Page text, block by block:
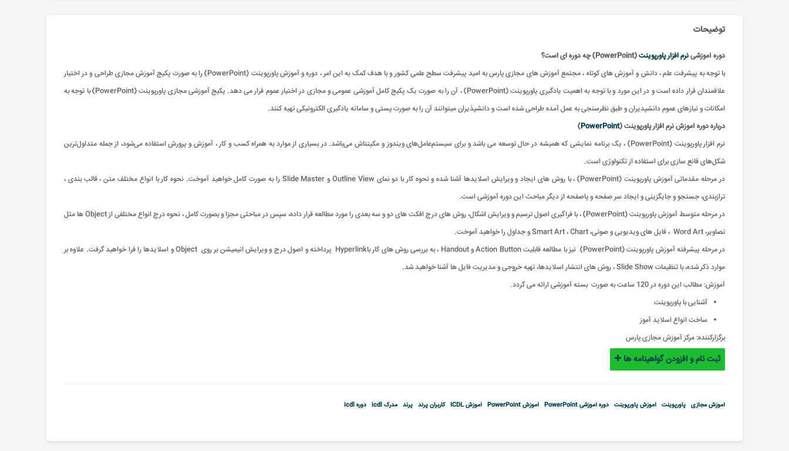
توضیحات
دوره آموزشینرم افزار پاورپوینت(PowerPoint) چه دوره ای است؟
با توجه به پیشرفت علم ، دانش و آموزش های کوتاه ، مجتمع آموزش های مجازی پارس به امید پیشرفت سطح علمی کشور و با هدف کمک به این امر ، دوره و آموزش پاورپوینت (PowerPoint) را به صورت پکیج آموزش مجازی طراحی و در اختیار
علاقمندان قرار داده است و در این مورد و با توجه به اهمیت یادگیری پاورپوینت (PowerPoint) ، آن را به صورت یک پکیج کامل آموزشی عمومی و مجازی در اختیار عموم قرار می دهد. پکیج آموزشی مجازی پاورپوینت (PowerPoint) با توجه به
امکانات و نیازهای عموم دانشپدیران و طبق نظرسنجی به عمل آمده طراحی شده است و دانشپذیران میتوانند آن را به صورت پستی و سامانه یادگیری الکترونیکی تهیه کنند.
درباره دوره آموزش نرم افزار پاورپوینت (PowerPoint
)
نرم افزار پاورپوینت (PowerPoint) ، یک برنامه نمایشی که همیشه در حال توسعه می باشد و برای سیستم‌عامل‌های ویندوز و مکینتاش می‌باشد. در بسیاری از موارد به همراه کسب و کار ، آموزش و پرورش استفاده می‌شود، از جمله متداول‌ترین
شکل‌های قانع سازی برای استفاده از تکنولوژی است.
در مرحله مقدماتی آموزش پاورپوینت (PowerPoint) ، با روش‌ های ایجاد و ویرایش اسلایدها آشنا شده و نحوه کار با دو نمای Outline View و Slide Master را به صورت کامل خواهید آموخت. نحوه کار با انواع مختلف متن ، قالب بندی ،
ترازبندی، جستجو و جایگزینی و ایجاد سر صفحه و پاصفحه از دیگر مباحث این دوره آموزشی است.
در مرحله متوسط آموزش پاورپوینت (PowerPoint) ، با فراگیری اصول ترسیم و ویرایش اشکال، روش ‌های درج افکت‌‌ های دو و سه بعدی را مورد مطالعه قرار داده، سپس در مباحثی مجزا و بصورت کامل ، نحوه درج انواع مختلفی از Object ها مثل
تصاویر، Word Art ، فایل های ویدیویی و صوتی، Smart Art ، Chart و جداول را خواهید آموخت.
در مرحله پیشرفته آموزش پاورپوینت (PowerPoint) نیز با مطالعه قابلیت Action Button و Handout ، به بررسی روش‌ های کار باHyperlink پرداخته و اصول درج و ویرایش انیمیشن بر روی Object و اسلایدها را فرا خواهید گرفت. علاوه بر
موارد ذکر شده، با تنظیمات Slide Show ، روش های انتشار اسلایدها، تهیه خروجی و مدیریت فایل ها آشنا خواهید شد.
آموزش: مطالب این دوره در 120 ساعت به صورت بسته آموزشی ارائه می گردد
.
آشنایی با پاورپوینت
ساخت انواع اسلاید آموز
برگزارکننده: مرکز آموزش مجازی پارس
ثبت نام و افزودن گواهینامه ها
آموزش مجازی پاورپوینت آموزش پاورپوینت دوره آموزشی PowerPoint آموزش PowerPoint آموزش ICDL کاربران پرند پرند مدرک icdl دوره icdl